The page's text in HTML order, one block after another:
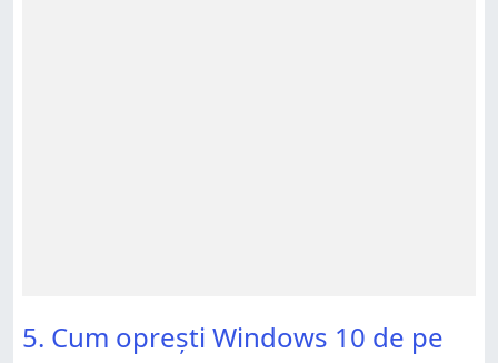
5. Cum oprești Windows 10 de pe